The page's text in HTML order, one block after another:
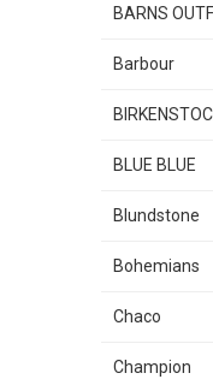
BARNS
Barbour
BLUE BLUE
Blundstone
Bohemians
Chaco
Champion